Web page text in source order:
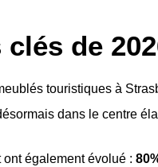
clés de
touristiques à
dans le centre
ont également évolué :